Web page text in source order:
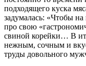
подходящего куска
задумалась: «Чтобы
про свою
свиной корейки… В
нежным, сочным и
труды довольного